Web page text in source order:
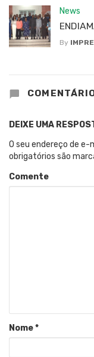
News
By
DEIXE UMA
O seu endereço de e-
obrigatórios são
Comente
Nome*